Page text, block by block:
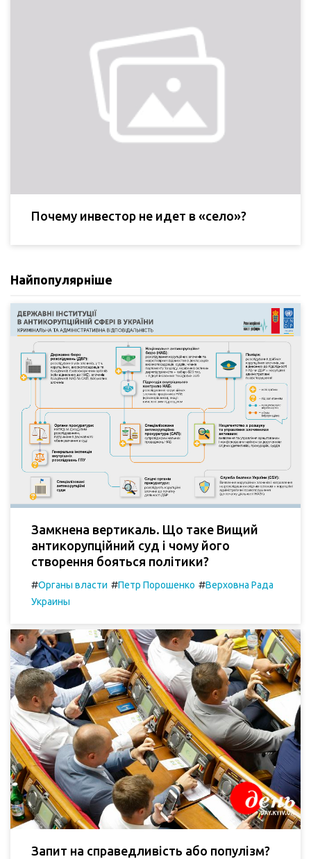
Почему инвестор не идет в «село»?
Найпопулярніше
Замкнена вертикаль. Що таке Вищий
антикорупційний суд і чому його
створення бояться політики?
#Органы власти #Петр Порошенко #Верховна Рада
Украины
Запит на справедливість або популізм?